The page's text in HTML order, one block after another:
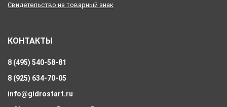
Свидетельство на товарный знак
КОНТАКТЫ
8 (495) 540-58-81
8 (925) 634-70-05
info@gidrostart.ru